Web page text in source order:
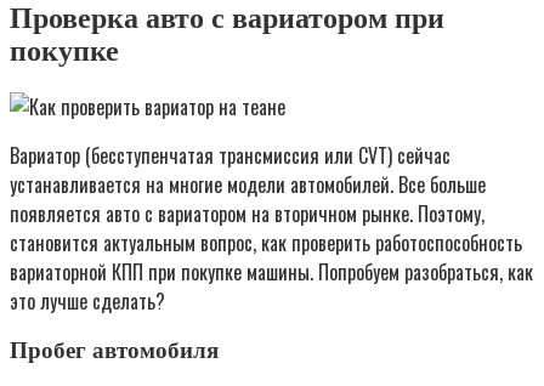
Проверка авто с вариатором при
покупке
Вариатор (бесступенчатая трансмиссия или CVT) сейчас
устанавливается на многие модели автомобилей. Все больше
появляется авто с вариатором на вторичном рынке. Поэтому,
становится актуальным вопрос, как проверить работоспособность
вариаторной КПП при покупке машины. Попробуем разобраться, как
это лучше сделать?
Пробег автомобиля